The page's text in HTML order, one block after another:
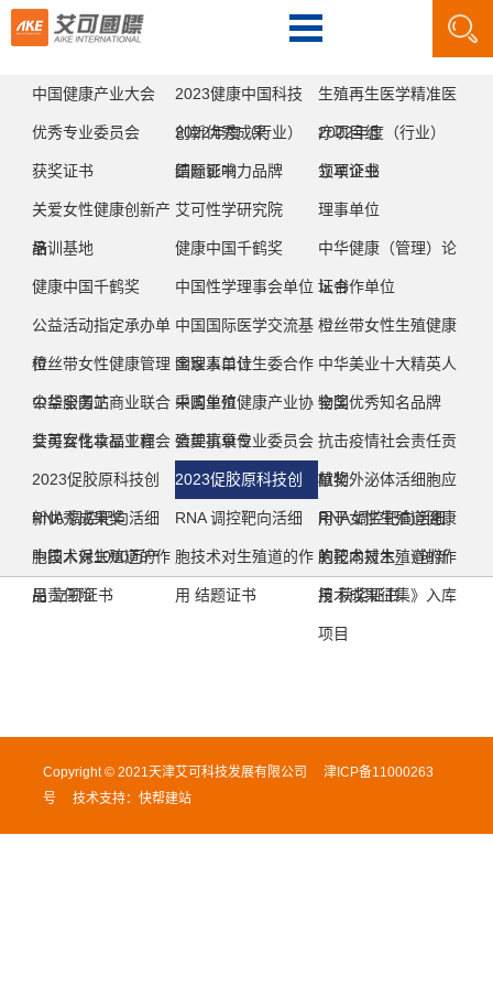
中国健康产业大会 2023健康中国科技
创新优秀成果
生殖再生医学精准医
疗项目组
优秀专业委员会 2022年度（行业）
国际影响力品牌
2022年度（行业）
领军企业
获奖证书 结题证书 立项证书
关爱女性健康创新产
品
艾可性学研究院 理事单位
培训基地 健康中国千鹤奖 中华健康（管理）论
坛合作单位
健康中国千鹤奖 中国性学理事会单位 证书
公益活动指定承办单
位
中国国际医学交流基
金理事单位
橙丝带女性生殖健康
橙丝带女性健康管理
公益服务站
国家人口计生委合作
采购单位
中华美业十大精英人
物奖
中华全国工商业联合
会美容化妆品业商会
中国生殖健康产业协
会理事单位
全国优秀知名品牌
艾可女性幸福工程 殖美抗衰专业委员会 抗击疫情社会责任贡
献奖
2023促胶原科技创
新优秀成果奖
2023促胶原科技创
新优秀成果奖
植物外泌体活细胞应
用于女性生殖道健康
的靶向技木_《创新
技术成果征集》入库
项目
RNA 调控靶向活细
胞技术对生殖道的作
用 立项证书
RNA 调控靶向活细
胞技术对生殖道的作
用 结题证书
RNA 调控靶向活细
胞技术对生殖道的作
用 获奖证书
中国人保1000万产
品责任险
Copyright © 2021天津艾可科技发展有限公司 津ICP备11000263
号
技术支持： 快帮建站